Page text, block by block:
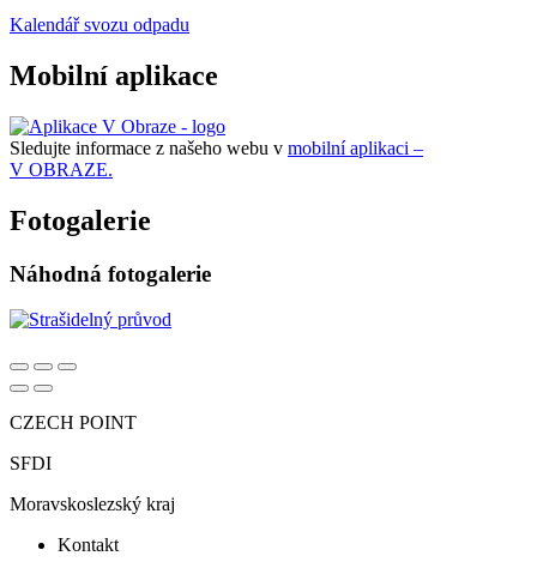
Kalendář svozu odpadu
Mobilní aplikace
Sledujte informace z našeho webu v mobilní aplikaci –
V OBRAZE.
Fotogalerie
Náhodná fotogalerie
CZECH POINT
SFDI
Moravskoslezský kraj
Kontakt